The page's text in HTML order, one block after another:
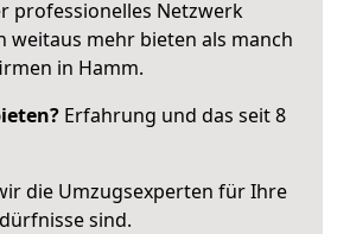
professionelles Netzwerk
weitaus mehr bieten als manch
in Hamm.
Erfahrung und das seit 8
die Umzugsexperten für Ihre
sind.